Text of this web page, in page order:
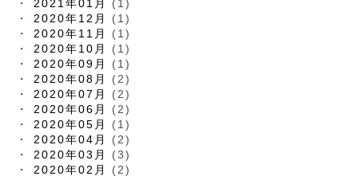
2021年01月
(1)
2020年12月
(1)
2020年11月
(1)
2020年10月
(1)
2020年09月
(1)
2020年08月
(2)
2020年07月
(2)
2020年06月
(2)
2020年05月
(1)
2020年04月
(2)
2020年03月
(3)
2020年02月
(2)